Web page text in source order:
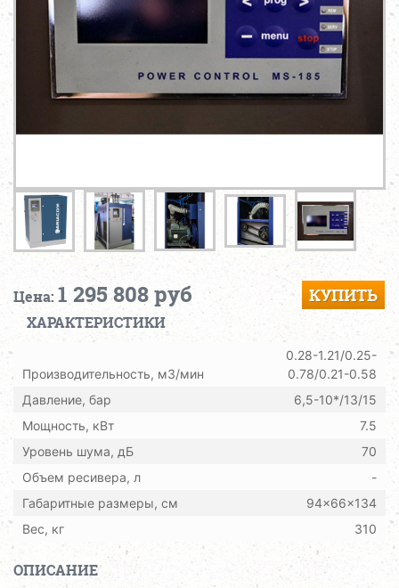
Цена: 1 295 808 руб КУПИТЬ
ХАРАКТЕРИСТИКИ
Производительность, м3/мин
0.28-1.21/0.25-
0.78/0.21-0.58
Давление, бар
6,5-10*/13/15
Мощность, кВт
7.5
Уровень шума, дБ
70
Объем ресивера, л
-
Габаритные размеры, см
94x66x134
Вес, кг
310
ОПИСАНИЕ